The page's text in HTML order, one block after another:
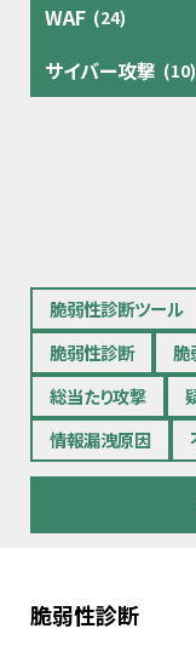
WAF (24)
サイバー攻撃 (10)
脆弱性診断ツール
脆弱性診断
脆
総当たり攻撃
情報漏洩原因
脆弱性診断